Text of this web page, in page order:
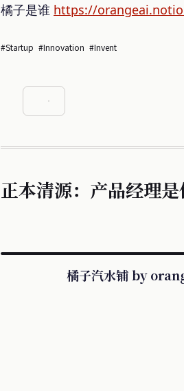
橘子是谁 https://
#startup #innovation #invent
正本清源：产品经理是
橘子汽水铺 by